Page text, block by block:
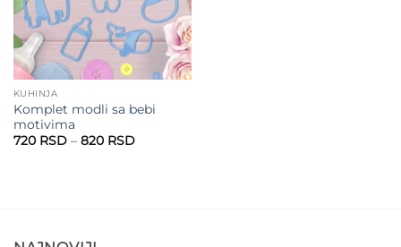
KUHINJA
Komplet modli sa bebi
motivima
720 RSD – 820 RSDRaspon